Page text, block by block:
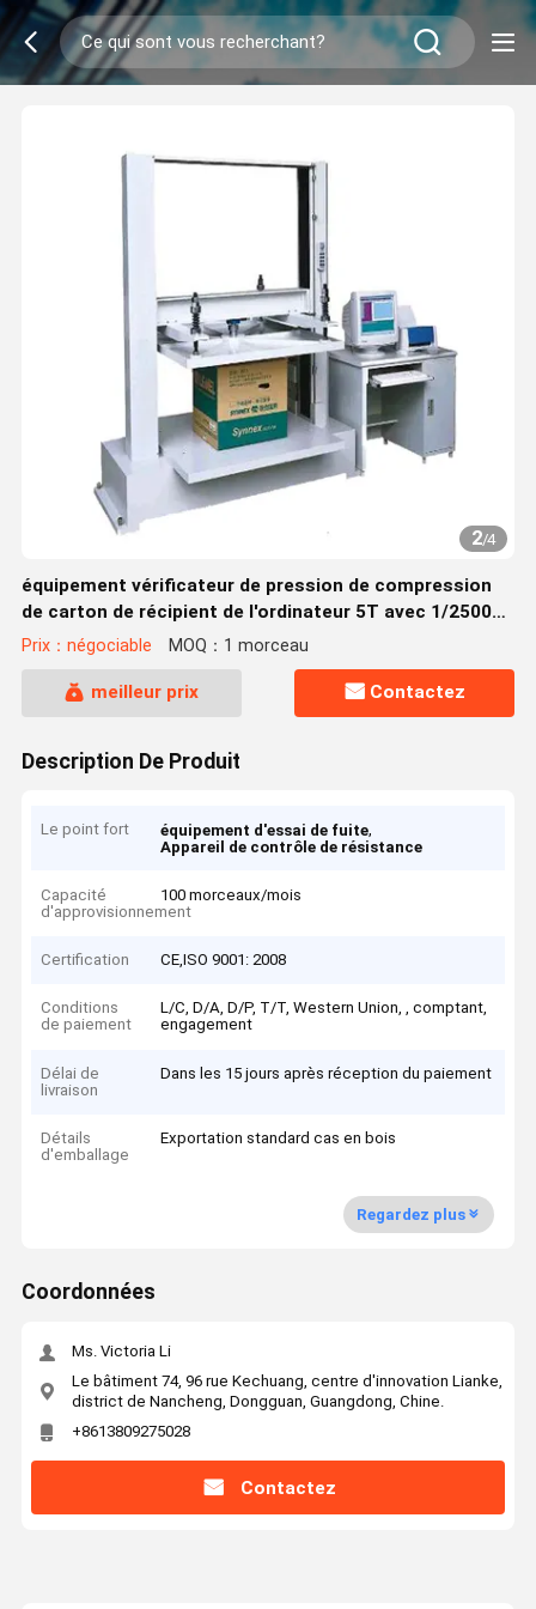
2/4
équipement vérificateur de pression de compression
de carton de récipient de l'ordinateur 5T avec 1/250000
résolution
Prix：négociable MOQ：1 morceau
meilleur prix Contactez
Description De Produit
Le point fort équipement d'essai de fuite,
Appareil de contrôle de résistance
Capacité
d'approvisionnement
100 morceaux/mois
Certification CE,ISO 9001: 2008
Conditions
de paiement
L/C, D/A, D/P, T/T, Western Union, , comptant,
engagement
Délai de
livraison
Dans les 15 jours après réception du paiement
Détails
d'emballage
Exportation standard cas en bois
Regardez plus
Coordonnées
Ms. Victoria Li
Le bâtiment 74, 96 rue Kechuang, centre d'innovation Lianke,
district de Nancheng, Dongguan, Guangdong, Chine.
+8613809275028
Contactez